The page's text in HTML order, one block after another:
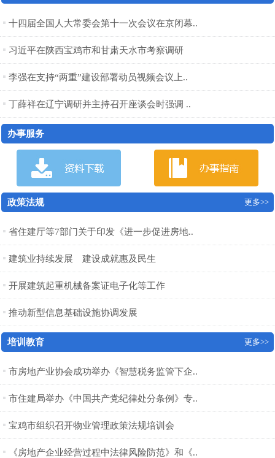
十四届全国人大常委会第十一次会议在京闭幕..
习近平在陕西宝鸡市和甘肃天水市考察调研
李强在支持“两重”建设部署动员视频会议上..
丁薛祥在辽宁调研并主持召开座谈会时强调 ..
办事服务
政策法规 更多>>
省住建厅等7部门关于印发《进一步促进房地..
建筑业持续发展 建设成就惠及民生
开展建筑起重机械备案证电子化等工作
推动新型信息基础设施协调发展
培训教育 更多>>
市房地产业协会成功举办《智慧税务监管下企..
市住建局举办《中国共产党纪律处分条例》专..
宝鸡市组织召开物业管理政策法规培训会
《房地产企业经营过程中法律风险防范》和《..